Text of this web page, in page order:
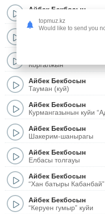
Айбек Бекбосын
“Конил толкыны” куйи
Айбек Бекбосын
Коргалжын
Айбек Бекбосын
Тауман (куй)
Айбек Бекбосын
Курмангазынын куйи
Айбек Бекбосын
Шакерим-шанырагы
Айбек Бекбосын
Елбасы толгауы
Айбек Бекбосын
“Хан батыры Кабанбай”
Айбек Бекбосын
“Керуен гумыр” куйи
topmuz.kz
Would like to send you